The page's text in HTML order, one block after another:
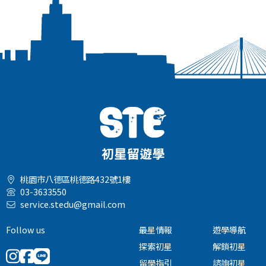
桃園市八德區桃德路432號1樓
03-3633550
service.stedu@gmail.com
Follow us
最星情報
探索初星
留學指引
遊學導航
解鎖初星
諮詢初星